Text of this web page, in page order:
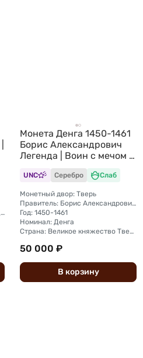
Правитель: Дмитрий Иванович Донской (1359—1389)
Монета Денга 1450-1461
Борис Александрович
Легенда | Воин с мечом и
шаром Тверское
княжество слаб ННР MS
62
UNC Серебро Слаб
Монетный двор: Тверь
Правитель: Борис Александрович (1426 — 1461)
Год: 1450-1461
Номинал: Денга
Страна: Великое княжество Тверское
50 000 ₽
В корзину